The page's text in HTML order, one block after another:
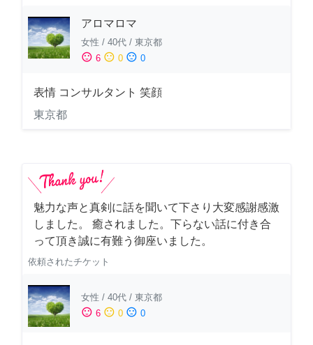
アロマロマ
女性 / 40代 / 東京都
sentiment_satisfied 6 sentiment_neutral 0 sentiment_dissatisfied 0
表情 コンサルタント 笑顔
東京都
魅力な声と真剣に話を聞いて下さり大変感謝感激
しました。 癒されました。下らない話に付き合
って頂き誠に有難う御座いました。
依頼されたチケット
女性 / 40代 / 東京都
sentiment_satisfied 6 sentiment_neutral 0 sentiment_dissatisfied 0